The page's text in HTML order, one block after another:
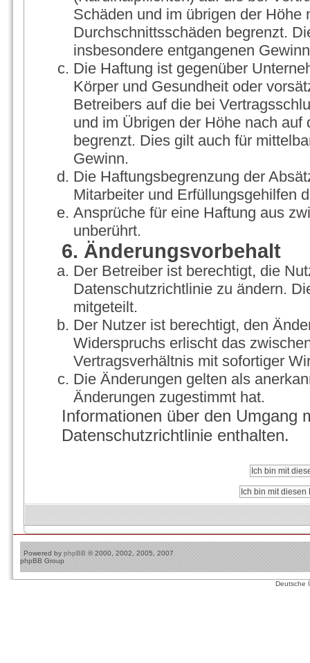
Schäden und im übrigen der Höhe
Durchschnittsschäden begrenzt.
insbesondere entgangenen
Die Haftung ist gegenüber
Körper und Gesundheit oder
Betreibers auf die bei
und im Übrigen der Höhe nach
begrenzt. Dies gilt auch für
Gewinn.
Die Haftungsbegrenzung der
Mitarbeiter und Erfüllungsgehilfen
Ansprüche für eine Haftung aus
unberührt.
6. Änderungsvorbehalt
Der Betreiber ist berechtigt, die
Datenschutzrichtlinie zu ändern.
mitgeteilt.
Der Nutzer ist berechtigt, den
Widerspruchs erlischt das
Vertragsverhältnis mit sofortiger
Die Änderungen gelten als
Änderungen zugestimmt hat.
Informationen über den Umgang
Datenschutzrichtlinie enthalten.
Powered by phpBB © 2000, 2002, 2005, 2007
phpBB Group
Deutsche